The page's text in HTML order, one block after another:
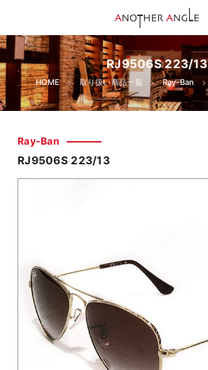
RJ9506S 223/13
HOME 取り扱い商品一覧 Ray-Ban
Ray-Ban
RJ9506S 223/13